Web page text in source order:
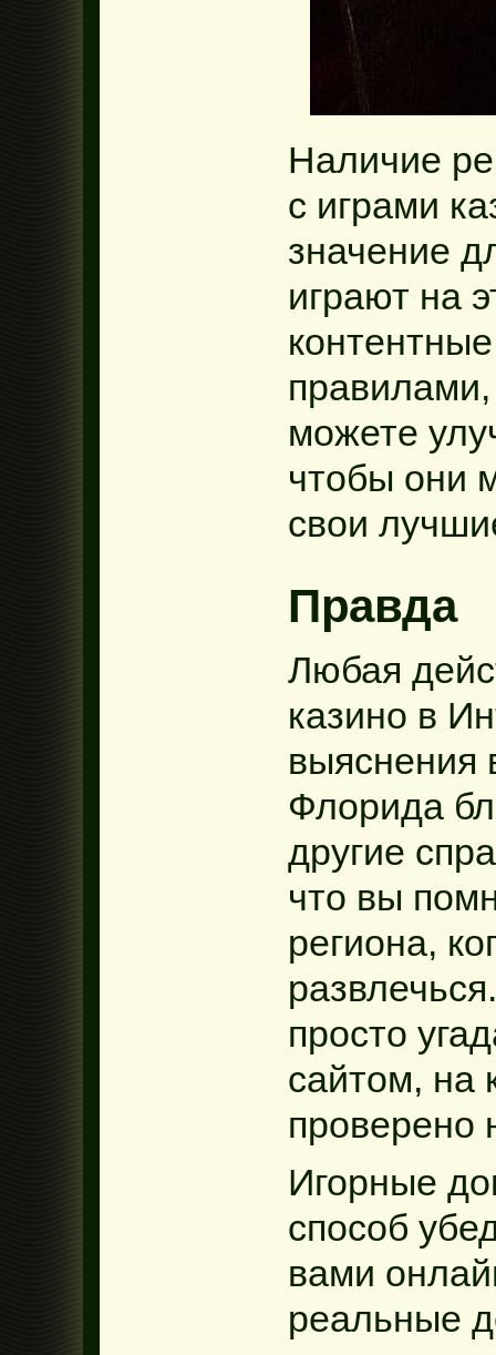
Наличие
с играми
значение
играют на
можете
чтобы они
свои
Правда
Любая
казино в
выяснения
Флорида
другие
что вы
региона,
просто
сайтом, на
проверено
Игорные
способ
вами
реальные